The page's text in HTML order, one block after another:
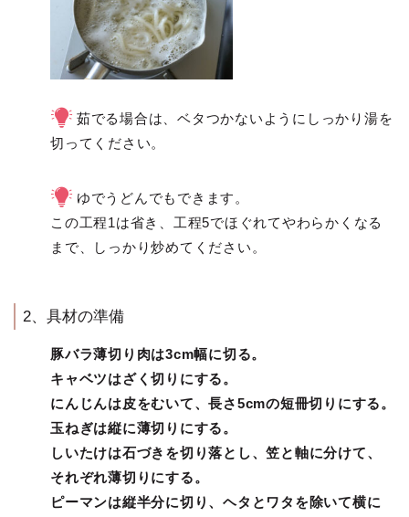
茹でる場合は、ベタつかないようにしっかり湯を
切ってください。
ゆでうどんでもできます。
この工程1は省き、工程5でほぐれてやわらかくなる
まで、しっかり炒めてください。
2、具材の準備
豚バラ薄切り肉は3cm幅に切る。
キャベツはざく切りにする。
にんじんは皮をむいて、長さ5cmの短冊切りにする。
玉ねぎは縦に薄切りにする。
しいたけは石づきを切り落とし、笠と軸に分けて、
それぞれ薄切りにする。
ピーマンは縦半分に切り、ヘタとワタを除いて横に